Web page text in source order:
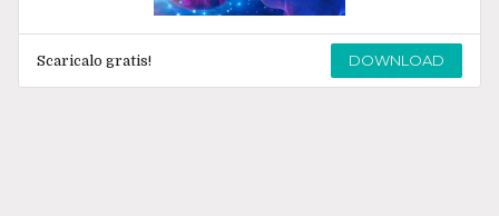
Scaricalo gratis! DOWNLOAD